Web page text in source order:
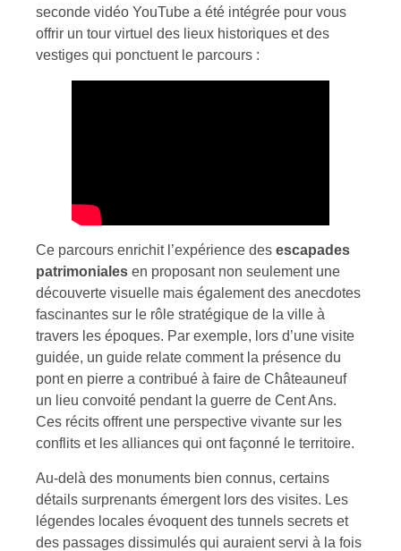
seconde vidéo YouTube a été intégrée pour vous
offrir un tour virtuel des lieux historiques et des
vestiges qui ponctuent le parcours :
Ce parcours enrichit l’expérience des escapades
patrimoniales en proposant non seulement une
découverte visuelle mais également des anecdotes
fascinantes sur le rôle stratégique de la ville à
travers les époques. Par exemple, lors d’une visite
guidée, un guide relate comment la présence du
pont en pierre a contribué à faire de Châteauneuf
un lieu convoité pendant la guerre de Cent Ans.
Ces récits offrent une perspective vivante sur les
conflits et les alliances qui ont façonné le territoire.
Au-delà des monuments bien connus, certains
détails surprenants émergent lors des visites. Les
légendes locales évoquent des tunnels secrets et
des passages dissimulés qui auraient servi à la fois